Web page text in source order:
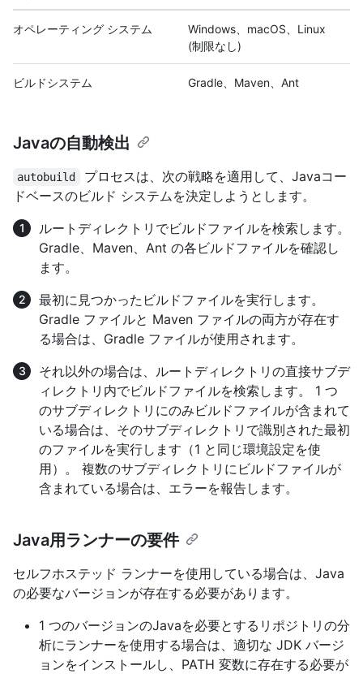
オペレーティング システム
Windows、macOS、Linux
(制限なし)
ビルドシステム Gradle、Maven、Ant
Javaの自動検出
autobuild
プロセスは、次の戦略を適用して、Javaコー
ドベースのビルド システムを決定しようとします。
ルートディレクトリでビルドファイルを検索します。
Gradle、Maven、Ant の各ビルドファイルを確認し
ます。
最初に見つかったビルドファイルを実行します。
Gradle ファイルと Maven ファイルの両方が存在す
る場合は、Gradle ファイルが使用されます。
それ以外の場合は、ルートディレクトリの直接サブデ
ィレクトリ内でビルドファイルを検索します。 1 つ
のサブディレクトリにのみビルドファイルが含まれて
いる場合は、そのサブディレクトリで識別された最初
のファイルを実行します（1 と同じ環境設定を使
用）。 複数のサブディレクトリにビルドファイルが
含まれている場合は、エラーを報告します。
Java用ランナーの要件
セルフホステッド ランナーを使用している場合は、Java
の必要なバージョンが存在する必要があります。
1 つのバージョンのJavaを必要とするリポジトリの分
析にランナーを使用する場合は、適切な JDK バージ
ョンをインストールし、PATH 変数に存在する必要が